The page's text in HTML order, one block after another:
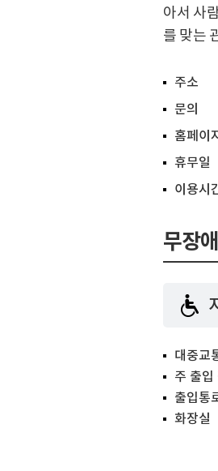
아서 사
를 맞는
주소
문의
홈페이지
휴무일
이용시
무장
대중교
주 출입
출입통
화장실